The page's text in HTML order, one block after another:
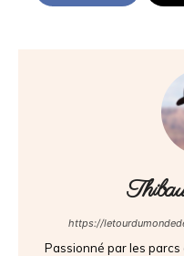
https://
Passionné par les